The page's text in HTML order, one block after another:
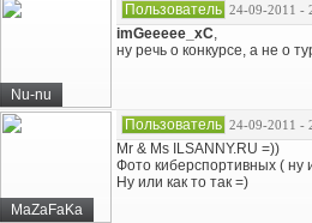
Nu-nu
Пользователь 24-09-2011 -
imGeeeee_xC,
ну речь о конкурсе, а не о
MaZaFaKa
Пользователь 24-09-2011 -
Mr & Ms ILSANNY.RU =))
Фото киберспортивных ( ну
Ну или как то так =)